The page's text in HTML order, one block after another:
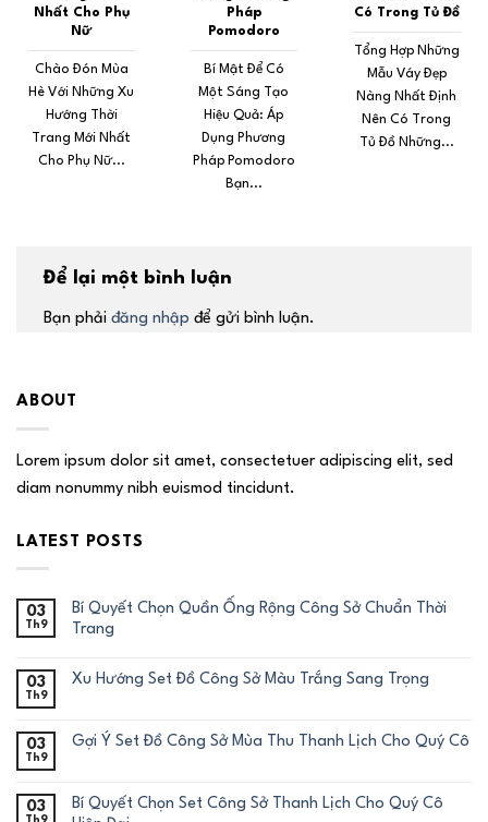
Nhất Cho Phụ
Nữ
Chào Đón Mùa
Hè Với Những Xu
Hướng Thời
Trang Mới Nhất
Cho Phụ Nữ...
Pháp
Pomodoro
Bí Mật Để Có
Một Sáng Tạo
Hiệu Quả: Áp
Dụng Phương
Pháp Pomodoro
Bạn...
Có Trong Tủ Đồ
Tổng Hợp Những
Mẫu Váy Đẹp
Nàng Nhất Định
Nên Có Trong
Tủ Đồ Những...
Để lại một bình luận
Bạn phải đăng nhập để gửi bình luận.
ABOUT
Lorem ipsum dolor sit amet, consectetuer adipiscing elit, sed
diam nonummy nibh euismod tincidunt.
LATEST POSTS
03
Th9
Bí Quyết Chọn Quần Ống Rộng Công Sở Chuẩn Thời
Trang
03
Th9
Xu Hướng Set Đồ Công Sở Màu Trắng Sang Trọng
03
Th9
Gợi Ý Set Đồ Công Sở Mùa Thu Thanh Lịch Cho Quý Cô
03
Bí Quyết Chọn Set Công Sở Thanh Lịch Cho Quý Cô